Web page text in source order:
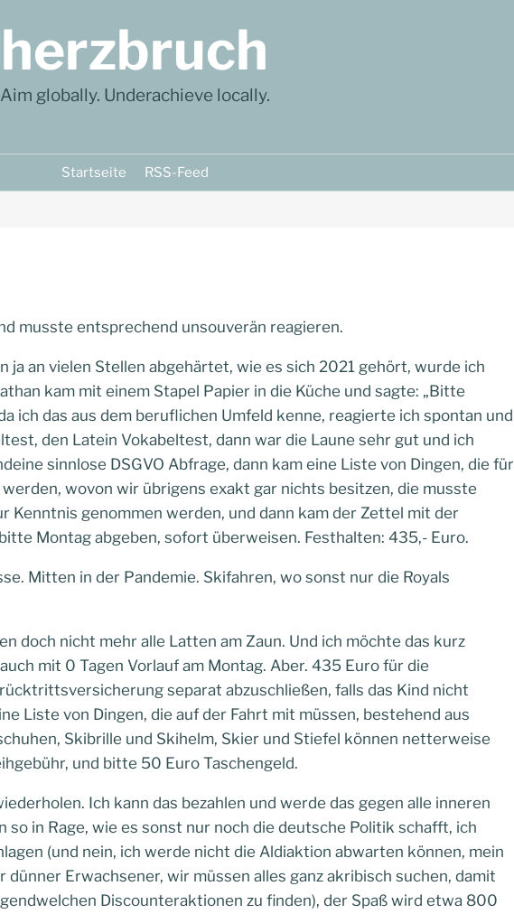
herzbruch
Aim globally. Underachieve locally.
Startseite RSS-Feed
musste entsprechend unsouverän reagieren.
ja an vielen Stellen abgehärtet, wie es sich 2021 gehört, wurde ich
kam mit einem Stapel Papier in die Küche und sagte: „Bitte
ich das aus dem beruflichen Umfeld kenne, reagierte ich spontan und
den Latein Vokabeltest, dann war die Laune sehr gut und ich
sinnlose DSGVO Abfrage, dann kam eine Liste von Dingen, die für
wovon wir übrigens exakt gar nichts besitzen, die musste
Kenntnis genommen werden, und dann kam der Zettel mit der
Montag abgeben, sofort überweisen. Festhalten: 435,- Euro.
Mitten in der Pandemie. Skifahren, wo sonst nur die Royals
doch nicht mehr alle Latten am Zaun. Und ich möchte das kurz
mit 0 Tagen Vorlauf am Montag. Aber. 435 Euro für die
separat abzuschließen, falls das Kind nicht
Liste von Dingen, die auf der Fahrt mit müssen, bestehend aus
Skibrille und Skihelm, Skier und Stiefel können netterweise
und bitte 50 Euro Taschengeld.
Ich kann das bezahlen und werde das gegen alle inneren
so in Rage, wie es sonst nur noch die deutsche Politik schafft, ich
(und nein, ich werde nicht die Aldiaktion abwarten können, mein
Erwachsener, wir müssen alles ganz akribisch suchen, damit
Discounteraktionen zu finden), der Spaß wird etwa 800